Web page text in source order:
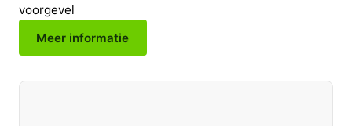
voorgevel
Meer informatie